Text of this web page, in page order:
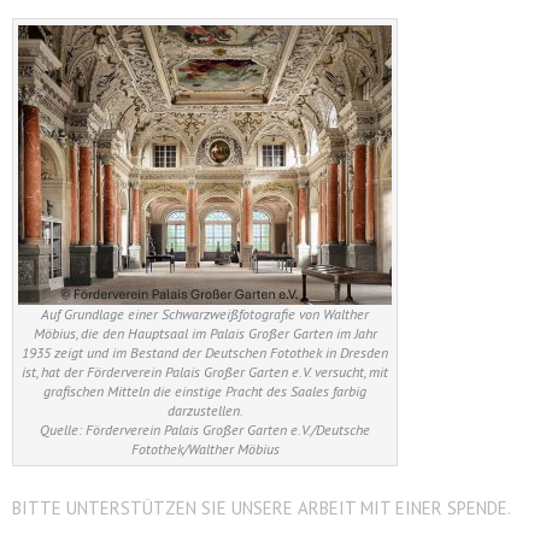
Auf Grundlage einer Schwarzweißfotografie von Walther
Möbius, die den Hauptsaal im Palais Großer Garten im Jahr
1935 zeigt und im Bestand der Deutschen Fotothek in Dresden
ist, hat der Förderverein Palais Großer Garten e.V. versucht, mit
grafischen Mitteln die einstige Pracht des Saales farbig
darzustellen.
Quelle: Förderverein Palais Großer Garten e.V./Deutsche
Fotothek/Walther Möbius
BITTE UNTERSTÜTZEN SIE UNSERE ARBEIT MIT EINER SPENDE.